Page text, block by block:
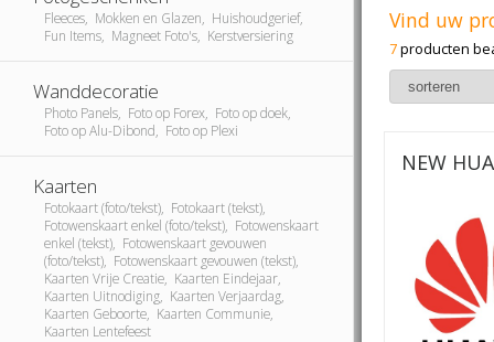
Fleeces, Mokken en Glazen, Huishoudgerief,
Fun Items, Magneet Foto's, Kerstversiering
Wanddecoratie
Photo Panels, Foto op Forex, Foto op doek,
Foto op Alu-Dibond, Foto op Plexi
Kaarten
Fotokaart (foto/tekst), Fotokaart (tekst),
Fotowenskaart enkel (foto/tekst), Fotowenskaart
enkel (tekst), Fotowenskaart gevouwen
(foto/tekst), Fotowenskaart gevouwen (tekst),
Kaarten Vrije Creatie, Kaarten Eindejaar,
Kaarten Uitnodiging, Kaarten Verjaardag,
Kaarten Geboorte, Kaarten Communie,
Kaarten Lentefeest
Vind uw
7producten
NEW